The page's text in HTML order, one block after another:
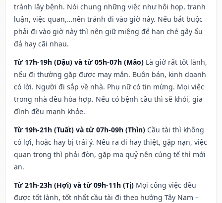
tránh lây bệnh. Nói chung những việc như hội họp, tranh
luận, việc quan,…nên tránh đi vào giờ này. Nếu bắt buộc
phải đi vào giờ này thì nên giữ miệng để hạn ché gây ẩu
đả hay cãi nhau.
Từ 17h-19h (Dậu) và từ 05h-07h (Mão) Là giờ rất tốt lành,
nếu đi thường gặp được may mắn. Buôn bán, kinh doanh
có lời. Người đi sắp về nhà. Phụ nữ có tin mừng. Mọi việc
trong nhà đều hòa hợp. Nếu có bệnh cầu thì sẽ khỏi, gia
đình đều mạnh khỏe.
Từ 19h-21h (Tuất) và từ 07h-09h (Thìn) Cầu tài thì không
có lợi, hoặc hay bị trái ý. Nếu ra đi hay thiệt, gặp nạn, việc
quan trọng thì phải đòn, gặp ma quỷ nên cúng tế thì mới
an.
Từ 21h-23h (Hợi) và từ 09h-11h (Tị) Mọi công việc đều
được tốt lành, tốt nhất cầu tài đi theo hướng Tây Nam –